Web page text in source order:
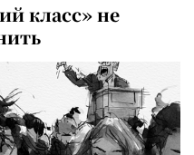
класс» не